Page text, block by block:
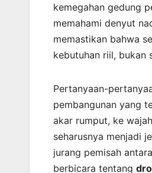
kemegahan gedung
memahami denyut
memastikan bahwa
kebutuhan riil, bukan
Pertanyaan-
pembangunan yang
akar rumput, ke
seharusnya menjadi
jurang pemisah
berbicara tentang